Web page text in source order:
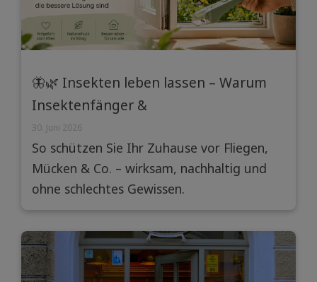
🦋🌿 Insekten leben lassen – Warum
Insektenfänger &
Insektenschutzgitter die bessere
Lösung sind
30. Juni 2026
So schützen Sie Ihr Zuhause vor Fliegen,
Mücken & Co. – wirksam, nachhaltig und
ohne schlechtes Gewissen.